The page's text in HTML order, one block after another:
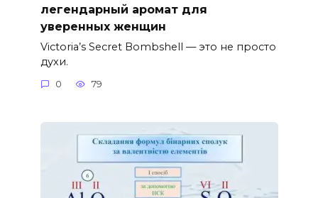
легендарный аромат для
уверенных женщин
Victoria’s Secret Bombshell — это не просто
духи.
0 79